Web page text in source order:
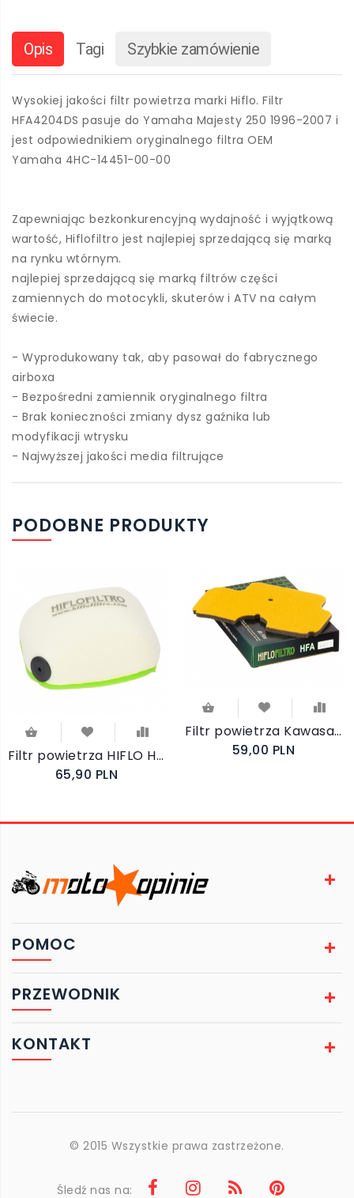
Opis Tagi Szybkie zamówienie
Wysokiej jakości filtr powietrza marki Hiflo. Filtr
HFA4204DS pasuje do Yamaha Majesty 250 1996-2007 i
jest odpowiednikiem oryginalnego filtra OEM
Yamaha 4HC-14451-00-00
Zapewniając bezkonkurencyjną wydajność i wyjątkową
wartość, Hiflofiltro jest najlepiej sprzedającą się marką
na rynku wtórnym.
najlepiej sprzedającą się marką filtrów części
zamiennych do motocykli, skuterów i ATV na całym
świecie.
- Wyprodukowany tak, aby pasował do fabrycznego
airboxa
- Bezpośredni zamiennik oryginalnego filtra
- Brak konieczności zmiany dysz gaźnika lub
modyfikacji wtrysku
- Najwyższej jakości media filtrujące
PODOBNE PRODUKTY
Filtr powietrza HIFLO HFF5019 KTM Husqvarna
65,90 PLN
Filtr powietrza Kawasaki KLE 650 Versys City 2011
59,00 PLN
POMOC
PRZEWODNIK
KONTAKT
© 2015 Wszystkie prawa zastrzeżone.
Śledź nas na: